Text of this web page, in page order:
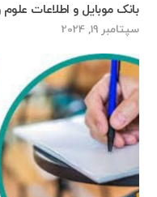
بانک موبایل و اطلاعات علوم و
سپتامبر 19, 2024